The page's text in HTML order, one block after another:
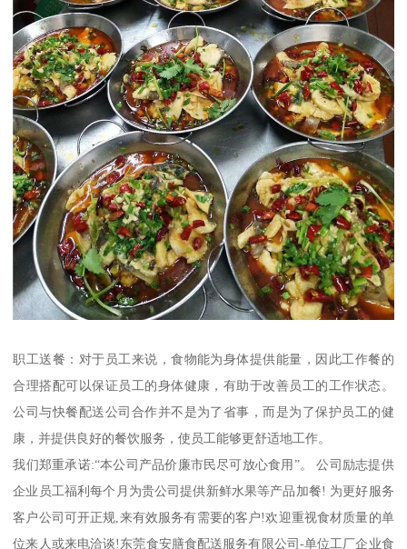
职工送餐：对于员工来说，食物能为身体提供能量，因此工作餐的
合理搭配可以保证员工的身体健康，有助于改善员工的工作状态。
公司与快餐配送公司合作并不是为了省事，而是为了保护员工的健
康，并提供良好的餐饮服务，使员工能够更舒适地工作。
我们郑重承诺:“本公司产品价廉市民尽可放心食用”。 公司励志提供
企业员工福利每个月为贵公司提供新鲜水果等产品加餐! 为更好服务
客户公司可开正规,来有效服务有需要的客户!欢迎重视食材质量的单
位来人或来电洽谈!东莞食安膳食配送服务有限公司-单位工厂企业食